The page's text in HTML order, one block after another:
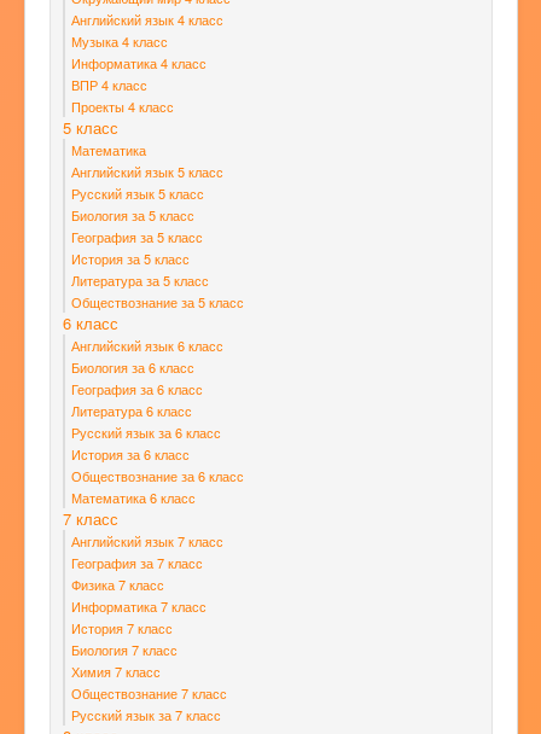
Английский язык 4 класс
Музыка 4 класс
Информатика 4 класс
ВПР 4 класс
Проекты 4 класс
5 класс
Математика
Английский язык 5 класс
Русский язык 5 класс
Биология за 5 класс
География за 5 класс
История за 5 класс
Литература за 5 класс
Обществознание за 5 класс
6 класс
Английский язык 6 класс
Биология за 6 класс
География за 6 класс
Литература 6 класс
Русский язык за 6 класс
История за 6 класс
Обществознание за 6 класс
Математика 6 класс
7 класс
Английский язык 7 класс
География за 7 класс
Физика 7 класс
Информатика 7 класс
История 7 класс
Биология 7 класс
Химия 7 класс
Обществознание 7 класс
Русский язык за 7 класс